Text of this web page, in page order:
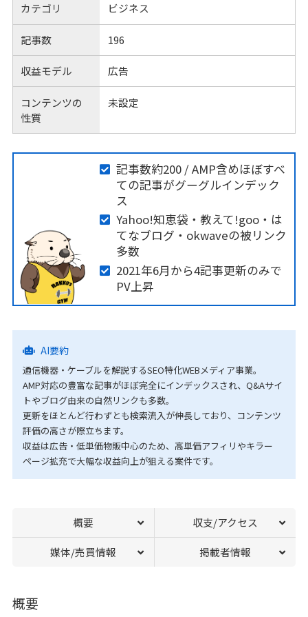
カテゴリ ビジネス
記事数 196
収益モデル 広告
コンテンツの
性質
未設定
記事数約200 / AMP含めほぼすべ
ての記事がグーグルインデック
ス
Yahoo!知恵袋・教えて!goo・は
てなブログ・okwaveの被リンク
多数
2021年6月から4記事更新のみで
PV上昇
AI要約
通信機器・ケーブルを解説するSEO特化WEBメディア事業。
AMP対応の豊富な記事がほぼ完全にインデックスされ、Q&Aサイ
トやブログ由来の自然リンクも多数。
更新をほとんど行わずとも検索流入が伸長しており、コンテンツ
評価の高さが際立ちます。
収益は広告・低単価物販中心のため、高単価アフィリやキラー
ページ拡充で大幅な収益向上が狙える案件です。
概要 収支/アクセス
媒体/売買情報 掲載者情報
概要